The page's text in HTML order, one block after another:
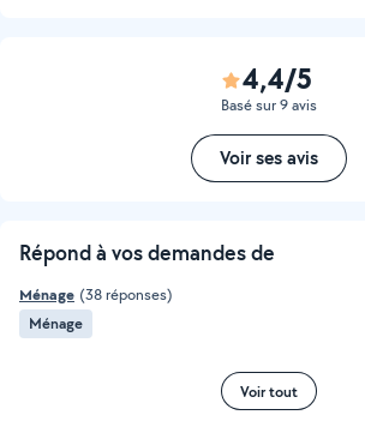
4,4/5
Basé sur 9 avis
Voir ses avis
Répond à vos demandes de
Ménage (38 réponses)
Ménage
Voir tout